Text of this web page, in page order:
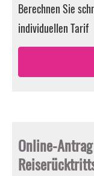
Berechnen Sie
individuellen Tarif
Online-